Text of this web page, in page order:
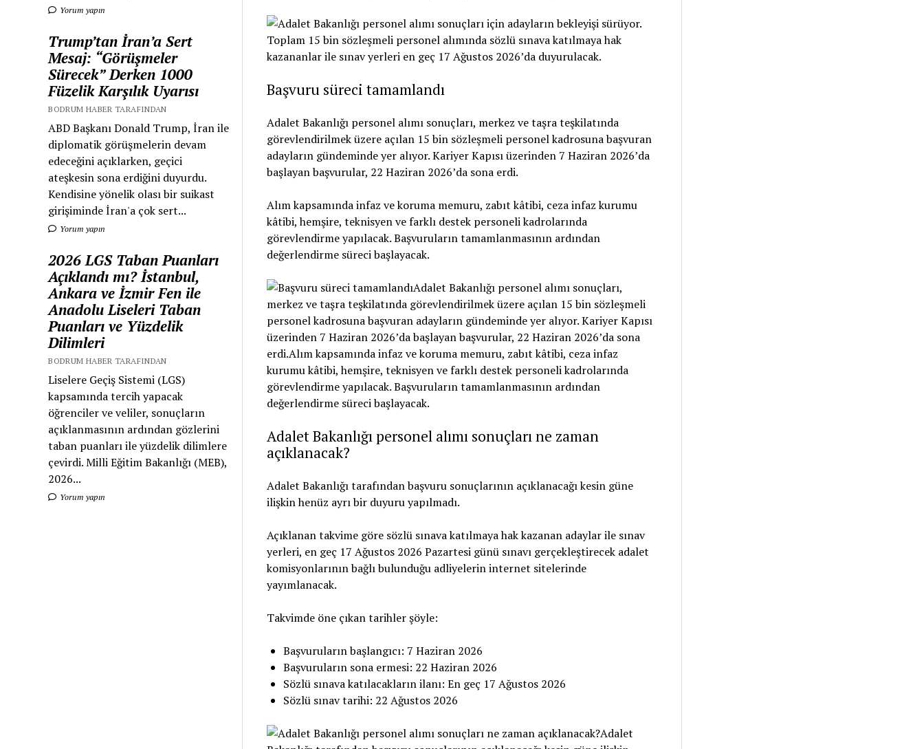
Yorum yapın
Trump’tan İran’a Sert
Mesaj: “Görüşmeler
Sürecek” Derken 1000
Füzelik Karşılık Uyarısı
BODRUM HABER TARAFINDAN
ABD Başkanı Donald Trump, İran ile
diplomatik görüşmelerin devam
edeceğini açıklarken, geçici
ateşkesin sona erdiğini duyurdu.
Kendisine yönelik olası bir suikast
girişiminde İran'a çok sert...
Yorum yapın
2026 LGS Taban Puanları
Açıklandı mı? İstanbul,
Ankara ve İzmir Fen ile
Anadolu Liseleri Taban
Puanları ve Yüzdelik
Dilimleri
BODRUM HABER TARAFINDAN
Liselere Geçiş Sistemi (LGS)
kapsamında tercih yapacak
öğrenciler ve veliler, sonuçların
açıklanmasının ardından gözlerini
taban puanları ile yüzdelik dilimlere
çevirdi. Milli Eğitim Bakanlığı (MEB),
2026...
Yorum yapın
Başvuru süreci tamamlandı
Adalet Bakanlığı personel alımı sonuçları, merkez ve taşra teşkilatında
görevlendirilmek üzere açılan 15 bin sözleşmeli personel kadrosuna başvuran
adayların gündeminde yer alıyor. Kariyer Kapısı üzerinden 7 Haziran 2026’da
başlayan başvurular, 22 Haziran 2026’da sona erdi.
Alım kapsamında infaz ve koruma memuru, zabıt kâtibi, ceza infaz kurumu
kâtibi, hemşire, teknisyen ve farklı destek personeli kadrolarında
görevlendirme yapılacak. Başvuruların tamamlanmasının ardından
değerlendirme süreci başlayacak.
Adalet Bakanlığı personel alımı sonuçları ne zaman
açıklanacak?
Adalet Bakanlığı tarafından başvuru sonuçlarının açıklanacağı kesin güne
ilişkin henüz ayrı bir duyuru yapılmadı.
Açıklanan takvime göre sözlü sınava katılmaya hak kazanan adaylar ile sınav
yerleri, en geç 17 Ağustos 2026 Pazartesi günü sınavı gerçekleştirecek adalet
komisyonlarının bağlı bulunduğu adliyelerin internet sitelerinde
yayımlanacak.
Takvimde öne çıkan tarihler şöyle:
Başvuruların başlangıcı: 7 Haziran 2026
Başvuruların sona ermesi: 22 Haziran 2026
Sözlü sınava katılacakların ilanı: En geç 17 Ağustos 2026
Sözlü sınav tarihi: 22 Ağustos 2026